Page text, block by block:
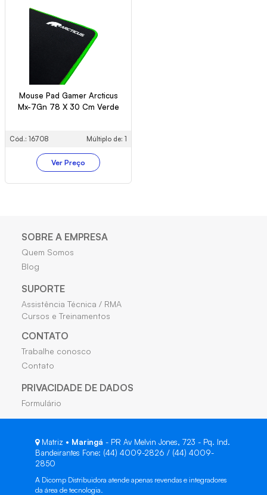
Mouse Pad Gamer Arcticus
Mx-7Gn 78 X 30 Cm Verde
Cód.: 16708 Múltiplo de: 1
Ver Preço
SOBRE A EMPRESA
Quem Somos
Blog
SUPORTE
Assistência Técnica / RMA
Cursos e Treinamentos
CONTATO
Trabalhe conosco
Contato
PRIVACIDADE DE DADOS
Formulário
Matriz • Maringá - PR Av Melvin Jones, 723 - Pq. Ind.
Bandeirantes Fone: (44) 4009-2826 / (44) 4009-
2850
A Dicomp Distribuidora atende apenas revendas e integradores
da área de tecnologia.